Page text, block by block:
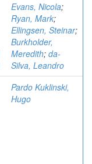
Evans, Nicola;
Ryan, Mark;
Ellingsen, Steinar;
Burkholder,
Meredith; da-
Silva, Leandro
Pardo Kuklinski,
Hugo